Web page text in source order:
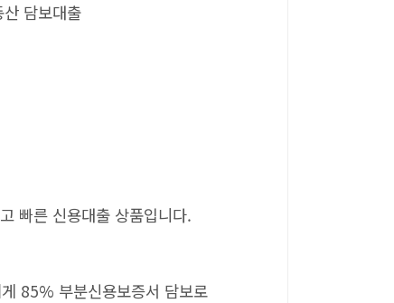
담보대출
빠른 신용대출 상품입니다.
85% 부분신용보증서 담보로